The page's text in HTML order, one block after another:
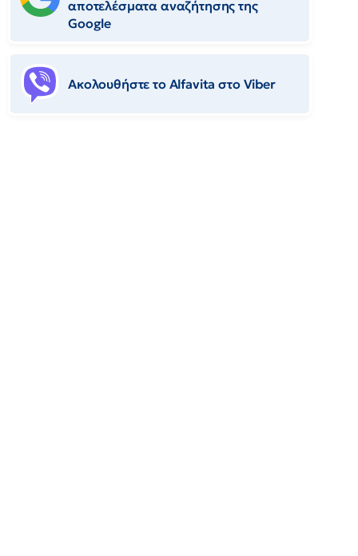
αποτελέσματα αναζήτησης της
Google
Ακολουθήστε το Αlfavita στο Viber